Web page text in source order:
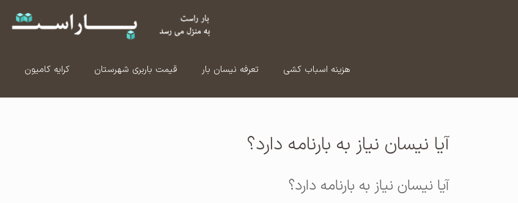
هزینه اسباب کشی تعرفه نیسان بار قیمت باربری شهرستان کرایه کامیون
آیا نیسان نیاز به بارنامه دارد؟
آیا نیسان نیاز به بارنامه دارد؟